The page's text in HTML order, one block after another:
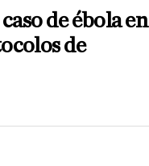
de ébola en
de